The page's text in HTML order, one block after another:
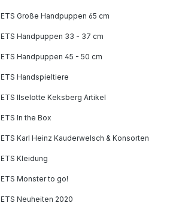
Große Handpuppen 65 cm
Handpuppen 33 - 37 cm
Handpuppen 45 - 50 cm
Handspieltiere
Ilselotte Keksberg Artikel
In the Box
Karl Heinz Kauderwelsch & Konsorten
Kleidung
Monster to go!
Neuheiten 2020